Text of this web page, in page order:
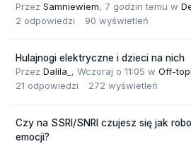
Przez Samniewiem, 7 godzin temu w
2 odpowiedzi 90 wyświetleń
Hulajnogi elektryczne i dzieci na nich
Przez Dalila_ , Wczoraj o 11:05 w Off-
21 odpowiedzi 272 wyświetleń
Czy na SSRI/SNRI czujesz się jak
emocji?